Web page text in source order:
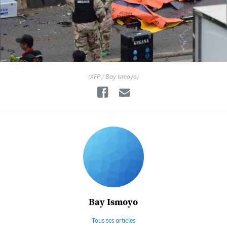
(AFP / Bay Ismoyo)
Facebook
Bay Ismoyo
Tous ses articles